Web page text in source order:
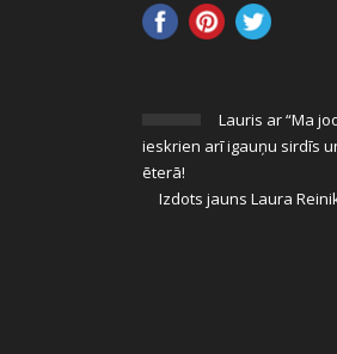
Lauris ar “Ma
ieskrien arī igauņu sirdīs
ēterā!
Izdots jauns Laura